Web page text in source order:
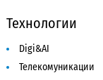
Технологии
Digi&AI
Телекомуникации